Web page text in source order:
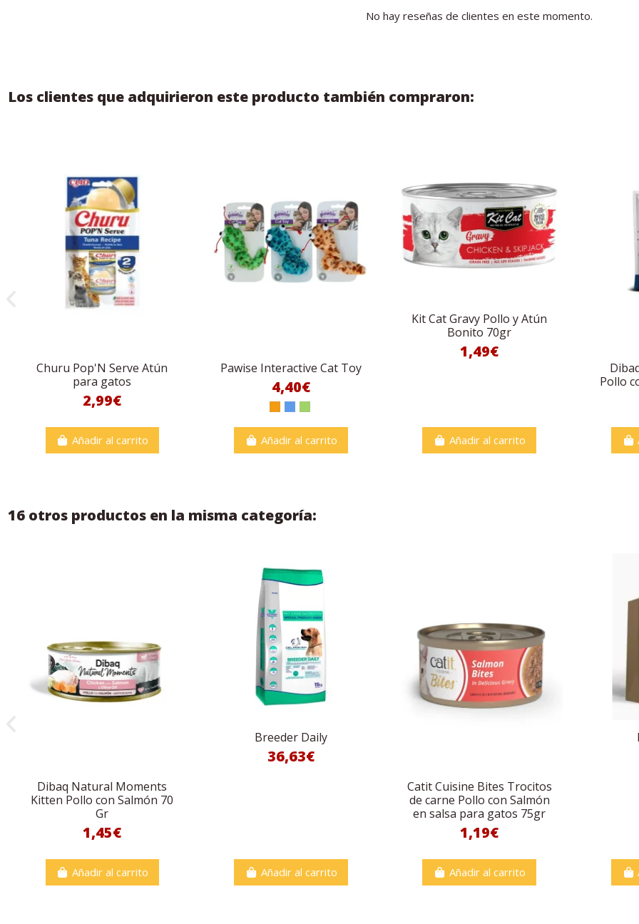
No hay reseñas de clientes en este momento.
Los clientes que adquirieron este producto también compraron:
Churu Pop'N Serve Atún
para gatos
2,99€
Añadir al carrito
Pawise Interactive Cat Toy
4,40€
Añadir al carrito
Kit Cat Gravy Pollo y Atún
Bonito 70gr
1,49€
Añadir al carrito
Pollo
16 otros productos en la misma categoría:
Dibaq Natural Moments
Kitten Pollo con Salmón 70
Gr
1,45€
Añadir al carrito
Breeder Daily
36,63€
Añadir al carrito
Catit Cuisine Bites Trocitos
de carne Pollo con Salmón
en salsa para gatos 75gr
1,19€
Añadir al carrito